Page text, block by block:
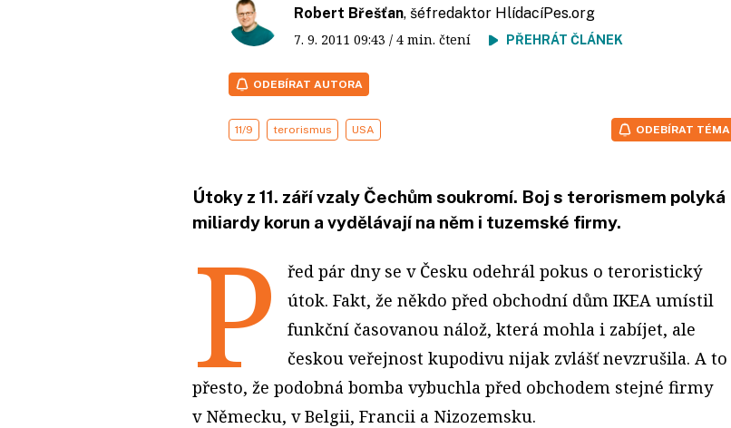
Robert Břešťan, šéfredaktor HlídacíPes.org
7. 9. 2011 09:43 / 4 min. čtení PŘEHRÁT ČLÁNEK
ODEBÍRAT AUTORA
11/9 terorismus USA ODEBÍRAT TÉMA
Útoky z 11. září vzaly Čechům soukromí. Boj s terorismem polyká
miliardy korun a vydělávají na něm i tuzemské firmy.
P
řed pár dny se v Česku odehrál pokus o teroristický
útok. Fakt, že někdo před obchodní dům IKEA umístil
funkční časovanou nálož, která mohla i zabíjet, ale
českou veřejnost kupodivu nijak zvlášť nevzrušila. A to
přesto, že podobná bomba vybuchla před obchodem stejné firmy
v Německu, v Belgii, Francii a Nizozemsku.